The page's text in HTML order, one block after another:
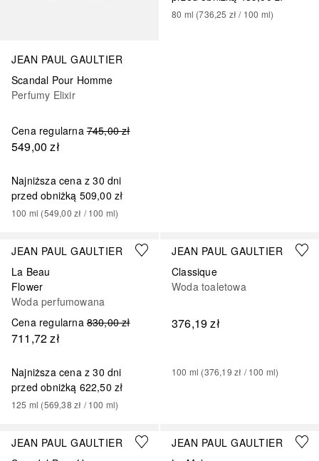
JEAN PAUL GAULTIER
Scandal Pour Homme
Perfumy Elixir
Cena regularna 745,00 zł
549,00 zł
Najniższa cena z 30 dni
przed obniżką 509,00 zł
100 ml (549,00 zł / 100 ml)
80 ml (736,25 zł / 100 ml)
JEAN PAUL GAULTIER
La Beau
Flower
Woda perfumowana
Cena regularna 830,00 zł
711,72 zł
Najniższa cena z 30 dni
przed obniżką 622,50 zł
125 ml (569,38 zł / 100 ml)
JEAN PAUL GAULTIER
Classique
Woda toaletowa
376,19 zł
100 ml (376,19 zł / 100 ml)
JEAN PAUL GAULTIER
JEAN PAUL GAULTIER